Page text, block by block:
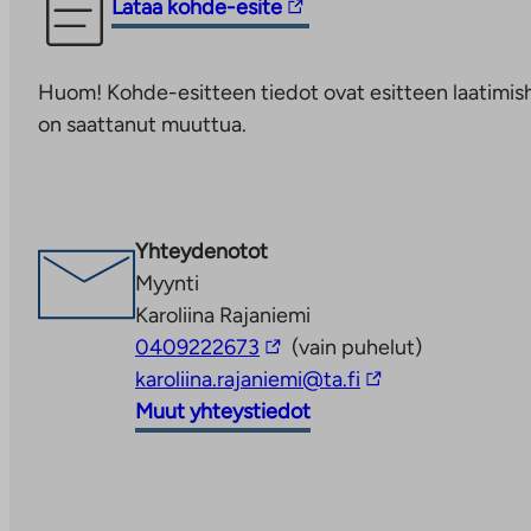
Linkki
välilehteen
Lataa kohde-esite
Linkki
palveluun.
Linkki
Huom! Kohde-esitteen tiedot ovat esitteen
on saattanut muuttua.
Yhteydenotot
Myynti
Karoliina Rajaniemi
0409222673 Linkki
vie
ulkopuoliseen
(vain puhelut)
karoliina.rajaniemi@ta.fi Linkki
Muut yhteystiedot